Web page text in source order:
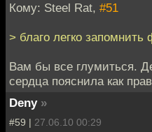
Кому: Steel Rat, #51
> благо легко
Вам бы все глумиться.
сердца пояснила как
Deny »
#59 | 27.06.10 00:29